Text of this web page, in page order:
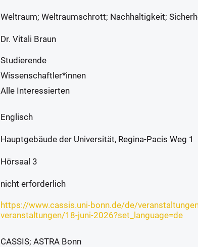
Weltraum; Weltraumschrott; Nachhaltigkeit;
Dr. Vitali Braun
Studierende
Wissenschaftler*innen
Alle Interessierten
Englisch
Hauptgebäude der Universität, Regina-Pacis Weg 1
Hörsaal 3
nicht erforderlich
https://www.cassis.uni-bonn.de/de/
veranstaltungen/18-juni-2026?set_language=de
CASSIS; ASTRA Bonn